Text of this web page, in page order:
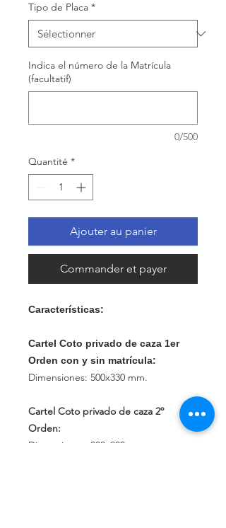
Tipo de Placa *
Indica el número de la Matrícula
(facultatif)
0/500
Quantité *
Ajouter au panier
Commander et payer
Características:
Cartel Coto privado de caza 1er
Orden con y sin matrícula:
Dimensiones: 500x330 mm.
Cartel Coto privado de caza 2º
Orden:
Dimensiones: 280x200 mm.